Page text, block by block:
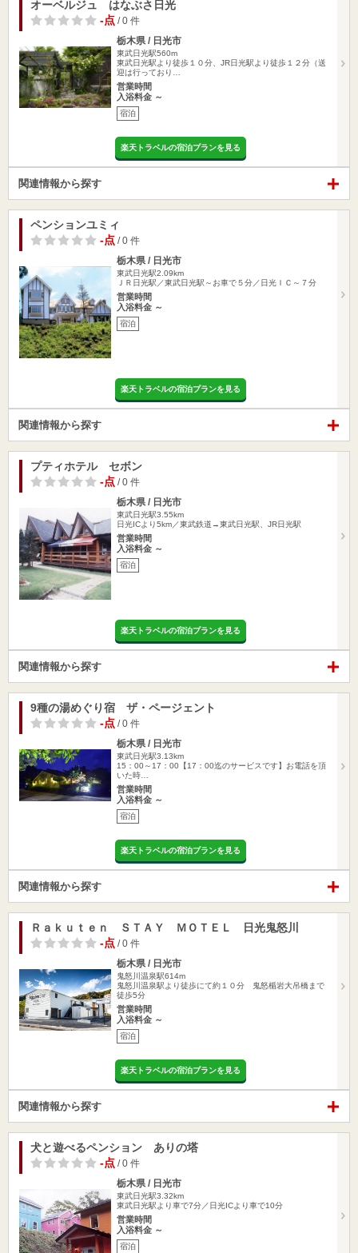
オーベルジュ はなぶさ日光
-点 / 0 件
栃木県 / 日光市
東武日光駅560m
東武日光駅より徒歩１０分、JR日光駅より徒歩１２分（送
迎は行っており…
営業時間
入浴料金 ～
宿泊
楽天トラベルの宿泊プランを見る
関連情報から探す
ペンションユミィ
-点 / 0 件
栃木県 / 日光市
東武日光駅2.09km
ＪＲ日光駅／東武日光駅～お車で５分／日光ＩＣ～７分
営業時間
入浴料金 ～
宿泊
楽天トラベルの宿泊プランを見る
関連情報から探す
プティホテル セボン
-点 / 0 件
栃木県 / 日光市
東武日光駅3.55km
日光ICより5km／東武鉄道→東武日光駅、JR日光駅
営業時間
入浴料金 ～
宿泊
楽天トラベルの宿泊プランを見る
関連情報から探す
9種の湯めぐり宿 ザ・ページェント
-点 / 0 件
栃木県 / 日光市
東武日光駅3.13km
15：00～17：00【17：00迄のサービスです】お電話を頂
いた時…
営業時間
入浴料金 ～
宿泊
楽天トラベルの宿泊プランを見る
関連情報から探す
Ｒａｋｕｔｅｎ ＳＴＡＹ ＭＯＴＥＬ 日光鬼怒川
-点 / 0 件
栃木県 / 日光市
鬼怒川温泉駅614m
鬼怒川温泉駅より徒歩にて約１０分 鬼怒楯岩大吊橋まで
徒歩5分
営業時間
入浴料金 ～
宿泊
楽天トラベルの宿泊プランを見る
関連情報から探す
犬と遊べるペンション ありの塔
-点 / 0 件
栃木県 / 日光市
東武日光駅3.32km
東武日光駅より車で7分／日光ICより車で10分
営業時間
入浴料金 ～
宿泊